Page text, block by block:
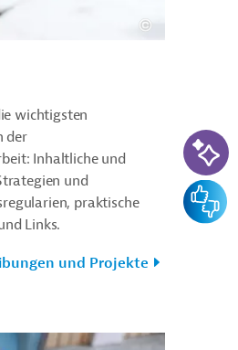
wichtigsten
der
Inhaltliche und
und
praktische
Links.
und Projekte
KI-